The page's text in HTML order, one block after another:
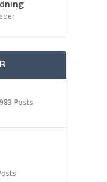
983 Posts